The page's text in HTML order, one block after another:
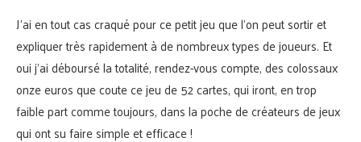
J’ai en tout cas craqué pour ce petit jeu que l’on peut sortir et
expliquer très rapidement à de nombreux types de joueurs. Et
oui j’ai déboursé la totalité, rendez-vous compte, des colossaux
onze euros que coute ce jeu de 52 cartes, qui iront, en trop
faible part comme toujours, dans la poche de créateurs de jeux
qui ont su faire simple et efficace !